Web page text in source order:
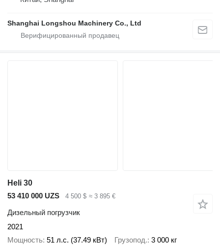
Shanghai Longshou Machinery Co., Ltd
Heli 30
53 410 000 UZS
4 500 $ ≈ 3 895 €
Дизельный погрузчик
2021
Мощность 51 л.с. (37.49 кВт) Грузопод. 3 000 кг